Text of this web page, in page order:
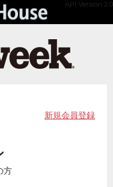
API Version 2.0
新規会員登録
方